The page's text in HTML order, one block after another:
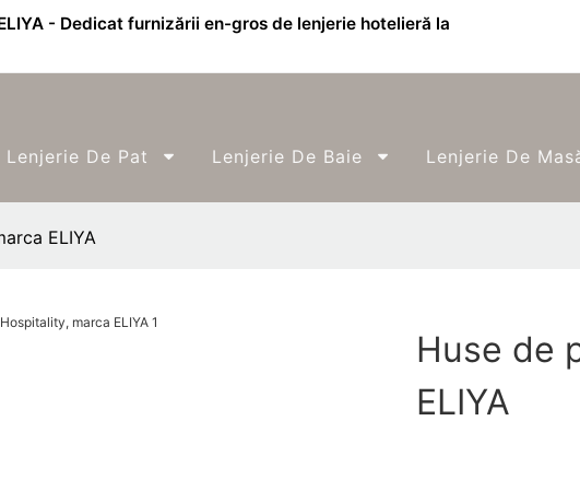
- Dedicat furnizării en-gros de lenjerie hotelieră la
Lenjerie De Pat Lenjerie De Baie Lenjerie De
ELIYA
Huse de
ELIYA